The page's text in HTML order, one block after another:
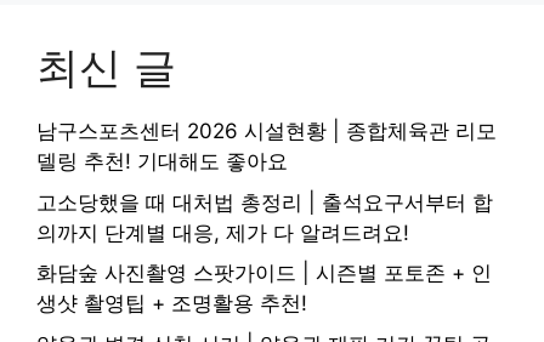
최신 글
남구스포츠센터 2026 시설현황 | 종합체육관 리모
델링 추천! 기대해도 좋아요
고소당했을 때 대처법 총정리 | 출석요구서부터 합
의까지 단계별 대응, 제가 다 알려드려요!
화담숲 사진촬영 스팟가이드 | 시즌별 포토존 + 인
생샷 촬영팁 + 조명활용 추천!